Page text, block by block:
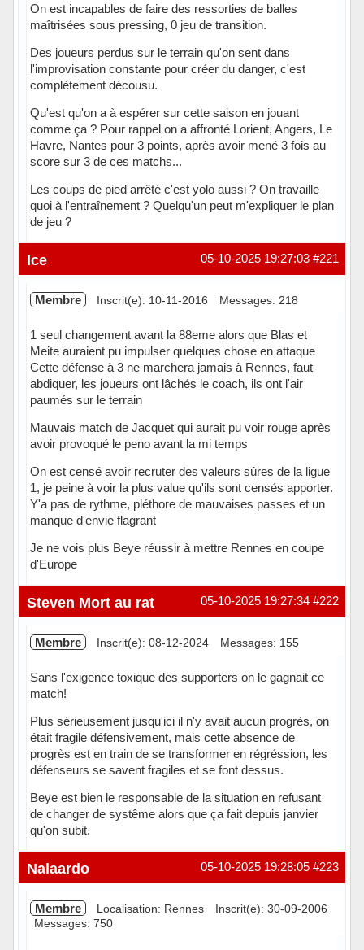
On est incapables de faire des ressorties de balles
maîtrisées sous pressing, 0 jeu de transition.
Des joueurs perdus sur le terrain qu'on sent dans
l'improvisation constante pour créer du danger, c'est
complètement décousu.
Qu'est qu'on a à espérer sur cette saison en jouant
comme ça ? Pour rappel on a affronté Lorient, Angers, Le
Havre, Nantes pour 3 points, après avoir mené 3 fois au
score sur 3 de ces matchs...
Les coups de pied arrêté c'est yolo aussi ? On travaille
quoi à l'entraînement ? Quelqu'un peut m'expliquer le plan
de jeu ?
Hors ligne #221
05-10-2025 19:27:03
Ice
Membre Inscrit(e): 10-11-2016 Messages: 218
1 seul changement avant la 88eme alors que Blas et
Meite auraient pu impulser quelques chose en attaque
Cette défense à 3 ne marchera jamais à Rennes, faut
abdiquer, les joueurs ont lâchés le coach, ils ont l'air
paumés sur le terrain
Mauvais match de Jacquet qui aurait pu voir rouge après
avoir provoqué le peno avant la mi temps
On est censé avoir recruter des valeurs sûres de la ligue
1, je peine à voir la plus value qu'ils sont censés apporter.
Y'a pas de rythme, pléthore de mauvaises passes et un
manque d'envie flagrant
Je ne vois plus Beye réussir à mettre Rennes en coupe
d'Europe
Hors ligne #222
05-10-2025 19:27:34
Steven Mort au rat
Membre Inscrit(e): 08-12-2024 Messages: 155
Sans l'exigence toxique des supporters on le gagnait ce
match!
Plus sérieusement jusqu'ici il n'y avait aucun progrès, on
était fragile défensivement, mais cette absence de
progrès est en train de se transformer en régréssion, les
défenseurs se savent fragiles et se font dessus.
Beye est bien le responsable de la situation en refusant
de changer de systême alors que ça fait depuis janvier
qu'on subit.
Hors ligne #223
05-10-2025 19:28:05
Nalaardo
Membre Localisation: Rennes
Inscrit(e): 30-09-2006
Messages: 750